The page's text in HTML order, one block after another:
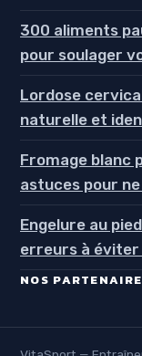
300 aliments
pour soulager
Lordose
naturelle et
Fromage blanc
astuces pour
Engelure au
erreurs à éviter
NOS